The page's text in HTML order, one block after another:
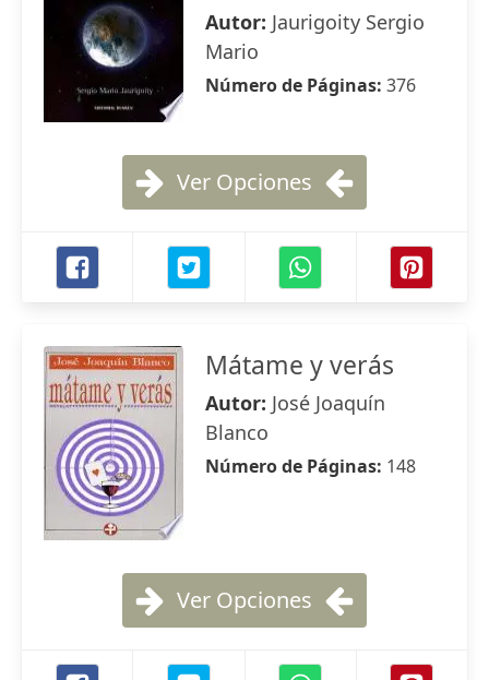
Autor: Jaurigoity Sergio
Mario
Número de Páginas: 376
Ver Opciones
Mátame y verás
Autor: José Joaquín
Blanco
Número de Páginas: 148
Ver Opciones